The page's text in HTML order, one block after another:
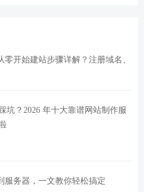
开始建站步骤详解？注册域名、
坑？2026 年十大靠谱网站制作服
服务器，一文教你轻松搞定